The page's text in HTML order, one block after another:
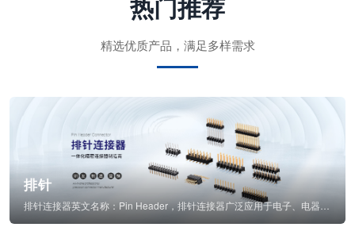
热门推荐
精选优质产品，满足多样需求
排针